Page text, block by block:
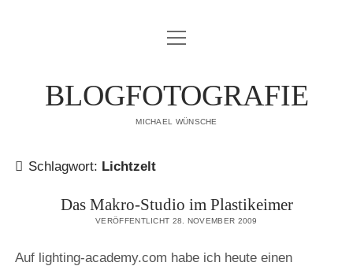
IMPRESSUM
Menü
öffnen
BLOGFOTOGRAFIE
MICHAEL WÜNSCHE
Schlagwort: Lichtzelt
Das Makro-Studio im Plastikeimer
VERÖFFENTLICHT 28. NOVEMBER 2009
Auf lighting-academy.com habe ich heute einen